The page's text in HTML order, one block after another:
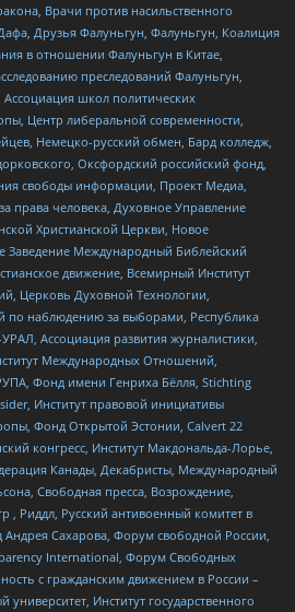
Врачи против насильственного
Друзья Фалуньгун, Фалуньгун, Коалиция
в отношении Фалуньгун в Китае,
преследований Фалуньгун,
школ политических
Центр либеральной современности,
Немецко-русский обмен, Бард колледж,
Оксфордский российский фонд,
свободы информации, Проект Медиа,
права человека, Духовное Управление
Христианской Церкви, Новое
Заведение Международный Библейский
движение, Всемирный Институт
Церковь Духовной Технологии,
по наблюдению за выборами, Республика
Ассоциация развития журналистики,
Международных Отношений,
Фонд имени Генриха Бёлля, Stichting
Институт правовой инициативы
Фонд Открытой Эстонии, Calvert 22
конгресс, Институт Макдональда-Лорье,
Канады, Декабристы, Международный
Свободная пресса, Возрождение,
, Риддл, Русский антивоенный комитет в
Сахарова, Форум свободной России,
International, Форум Свободных
с гражданским движением в России –
Институт государственного